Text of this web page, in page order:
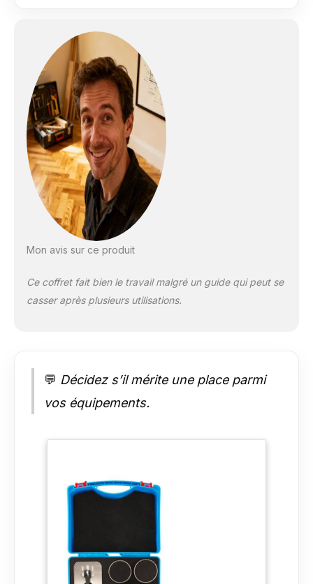
Mon avis sur ce produit
Ce coffret fait bien le travail malgré un guide qui peut se
casser après plusieurs utilisations.
💬 Décidez s’il mérite une place parmi
vos équipements.